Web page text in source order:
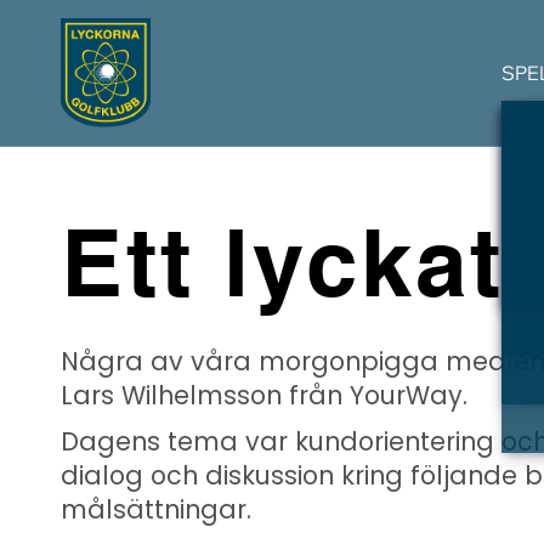
Ett lyckat
Några av våra morgonpigga
Lars Wilhelmsson från YourWay.
Dagens tema var kundorientering
dialog och diskussion kring följande
målsättningar.